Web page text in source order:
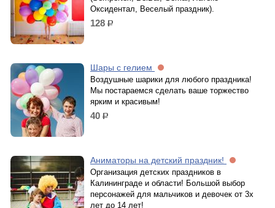
Оксидентал, Веселый праздник).
128 р.
Шары с гелием
Воздушные шарики для любого праздника!
Мы постараемся сделать ваше торжество
ярким и красивым!
40 р.
Аниматоры на детский праздник!
Организация детских праздников в
Калининграде и области! Большой выбор
персонажей для мальчиков и девочек от 3х
лет до 14 лет!